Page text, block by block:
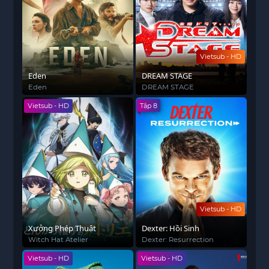
Eden
Eden
Vietsub - HD
DREAM STAGE
DREAM STAGE
Vietsub - HD
Xưởng Phép Thuật
Witch Hat Atelier
Vietsub - HD
Tập 8
Dexter: Hồi Sinh
Dexter: Resurrection
Vietsub - HD Vietsub - HD